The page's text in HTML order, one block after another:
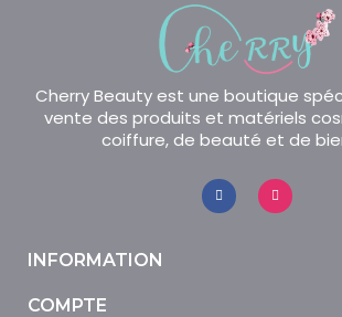
Cherry Beauty est une boutique
vente des produits et matériels
coiffure, de beauté et de
INFORMATION
COMPTE